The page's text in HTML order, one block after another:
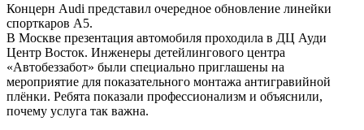
Концерн Audi представил очередное обновление линейки
спорткаров А5.
В Москве презентация автомобиля проходила в ДЦ Ауди
Центр Восток. Инженеры детейлингового центра
«Автобеззабот» были специально приглашены на
мероприятие для показательного монтажа антигравийной
плёнки. Ребята показали профессионализм и объяснили,
почему услуга так важна.